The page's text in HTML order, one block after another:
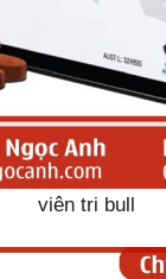
viên tri bull